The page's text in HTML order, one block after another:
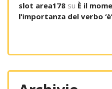
slot area178 su È il
l’importanza del verbo